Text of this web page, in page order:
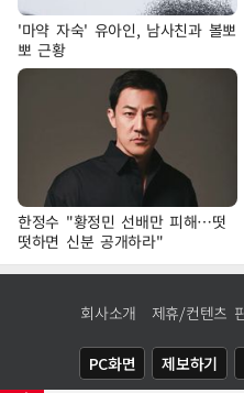
'마약 자숙' 유아인, 남사친과 볼뽀
뽀 근황
한정수 "황정민 선배만 피해…떳
떳하면 신분 공개하라"
회사소개 제휴/컨텐츠
PC화면 제보하기